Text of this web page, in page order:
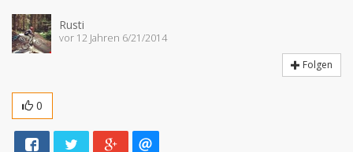
Rusti
vor 12 Jahren 6/21/2014
Folgen
0